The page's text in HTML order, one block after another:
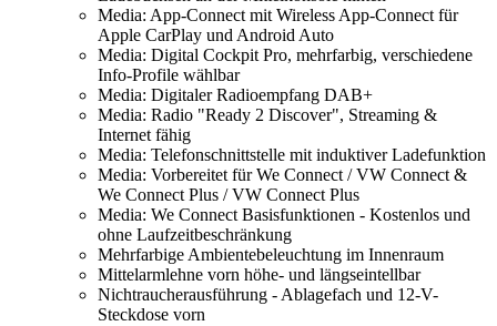
Media: App-Connect mit Wireless App-Connect für
Apple CarPlay und Android Auto
Media: Digital Cockpit Pro, mehrfarbig, verschiedene
Info-Profile wählbar
Media: Digitaler Radioempfang DAB+
Media: Radio "Ready 2 Discover", Streaming &
Internet fähig
Media: Telefonschnittstelle mit induktiver Ladefunktion
Media: Vorbereitet für We Connect / VW Connect &
We Connect Plus / VW Connect Plus
Media: We Connect Basisfunktionen - Kostenlos und
ohne Laufzeitbeschränkung
Mehrfarbige Ambientebeleuchtung im Innenraum
Mittelarmlehne vorn höhe- und längseintellbar
Nichtraucherausführung - Ablagefach und 12-V-
Steckdose vorn